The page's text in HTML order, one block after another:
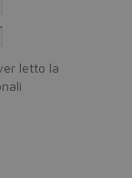
letto la